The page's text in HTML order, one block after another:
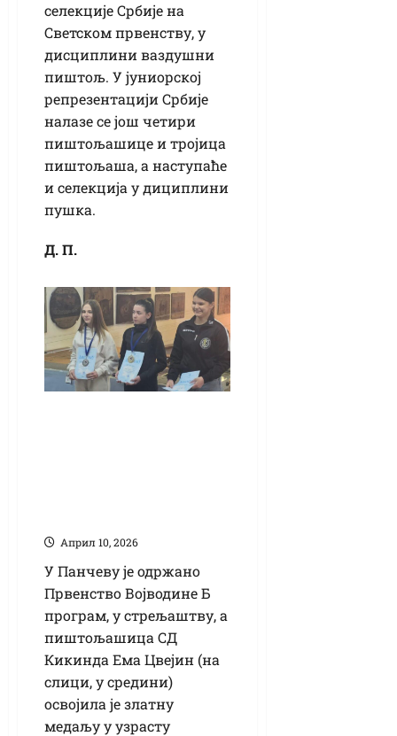
селекције Србије на
Светском првенству, у
дисциплини ваздушни
пиштољ. У јуниорској
репрезентацији Србије
налазе се још четири
пиштољашице и тројица
пиштољаша, а наступаће
и селекција у дициплини
пушка.
Д. П.
Април 10, 2026
У Панчеву је одржано
Првенство Војводине Б
програм, у стрељаштву, а
пиштољашица СД
Кикинда Ема Цвејин (на
слици, у средини)
освојила је златну
медаљу у узрасту